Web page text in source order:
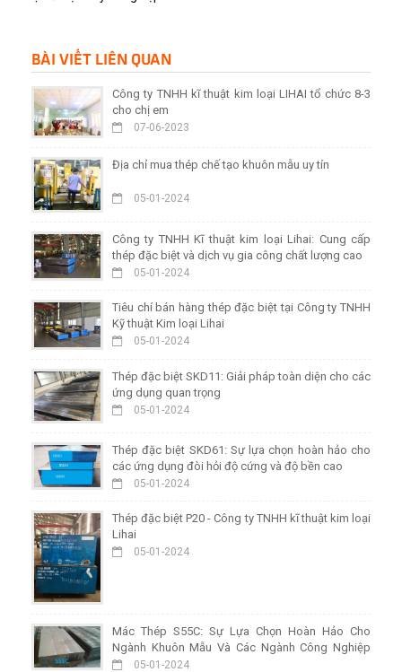
BÀI VIẾT LIÊN QUAN
Công ty TNHH kĩ thuật kim loại LIHAI tổ chức 8-3
cho chị em
07-06-2023
Địa chỉ mua thép chế tạo khuôn mẫu uy tín
05-01-2024
Công ty TNHH Kĩ thuật kim loại Lihai: Cung cấp
thép đặc biệt và dịch vụ gia công chất lượng cao
05-01-2024
Tiêu chí bán hàng thép đặc biệt tại Công ty TNHH
Kỹ thuật Kim loại Lihai
05-01-2024
Thép đặc biệt SKD11: Giải pháp toàn diện cho các
ứng dụng quan trọng
05-01-2024
Thép đặc biệt SKD61: Sự lựa chọn hoàn hảo cho
các ứng dụng đòi hỏi độ cứng và độ bền cao
05-01-2024
Thép đặc biệt P20 - Công ty TNHH kĩ thuật kim loại
Lihai
05-01-2024
Mác Thép S55C: Sự Lựa Chọn Hoàn Hảo Cho
Ngành Khuôn Mẫu Và Các Ngành Công Nghiệp
Khác05-01-2024